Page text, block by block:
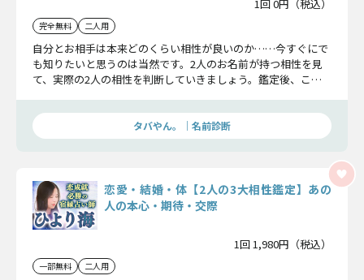
1回 0円（税込）
完全無料 二人用
自分とお相手は本来どのくらい相性が良いのか……今すぐにで
も知りたいと思うのは当然です。2人のお名前が持つ相性を見
て、実際の2人の相性を判断していきましょう。鑑定後、この
タバやん。｜名前診断
恋愛・結婚・体【2人の3大相性鑑定】あの
人の本心・期待・交際
1回 1,980円（税込）
一部無料 二人用